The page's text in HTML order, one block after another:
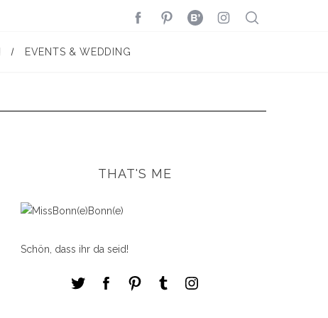
EVENTS & WEDDING
THAT'S ME
Schön, dass ihr da seid!